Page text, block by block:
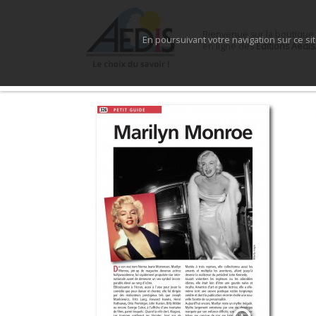
Bienvenue sur la boutique
en ligne desÉditions Aedis.
En poursuivant votre navigation sur ce